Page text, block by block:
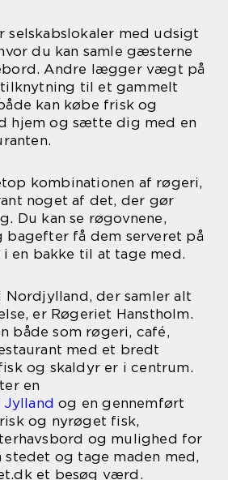
selskabslokaler med udsigt
du kan samle gæsterne
Andre lægger vægt på
til et gammelt
kan købe frisk og
hjem og sætte dig med en
kombinationen af røgeri,
noget af det, der gør
Du kan se røgovnene,
bagefter få dem serveret på
en bakke til at tage med.
Nordjylland, der samler alt
er Røgeriet Hanstholm.
både som røgeri, café,
med et bredt
og skaldyr er i centrum.
en
Jylland og en gennemført
og nyrøget fisk,
og mulighed for
stedet og tage maden med,
et besøg værd.